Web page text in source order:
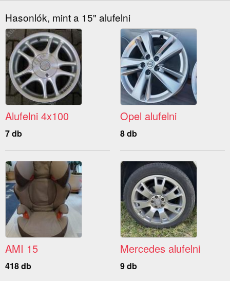
Hasonlók, mint a 15" alufelni
Alufelni 4x100
7 db
Opel alufelni
8 db
AMI 15
418 db
Mercedes alufelni
9 db